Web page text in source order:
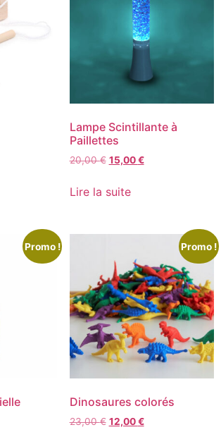
Lampe Scintillante à
Paillettes
20,00€ 15,00€
Lire la suite
Promo ! Promo !
Dinosaures colorés
23,00€ 12,00€